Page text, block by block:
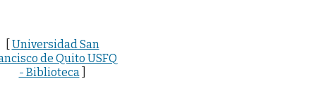
Universidad San
de Quito USFQ
- Biblioteca]